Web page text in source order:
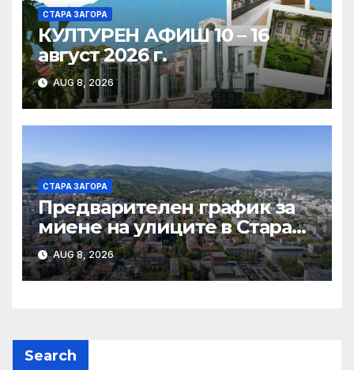
СТАРА ЗАГОРА
КУЛТУРЕН АФИШ 10 – 16
август 2026 г.
AUG 8, 2026
СТАРА ЗАГОРА
Предварителен график за
миене на улиците в Стара
Загора за периода от
10.08.2026 до 14.08.2026 г.
AUG 8, 2026
Search